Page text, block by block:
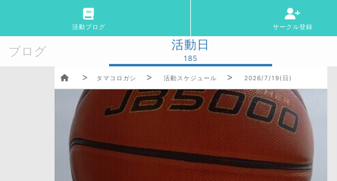
活動ブログ サークル登録
ブログ 活動日
185
タマコロガシ 活動スケジュール 2026/7/19(日)